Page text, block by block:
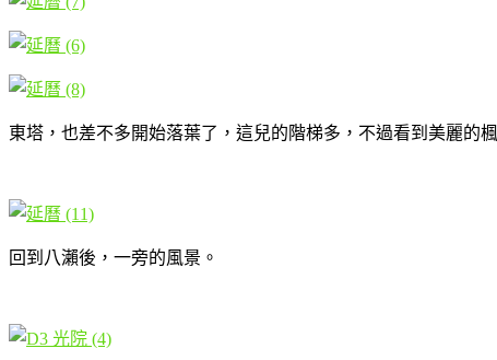
東塔，也差不多開始落葉了，這兒的階梯多，不過看到美麗的
回到八瀨後，一旁的風景。